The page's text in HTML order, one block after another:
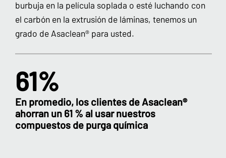
burbuja en la película soplada o esté luchando con
el carbón en la extrusión de láminas, tenemos un
grado de Asaclean® para usted.
61%
En promedio, los clientes de Asaclean®
ahorran un 61 % al usar nuestros
compuestos de purga química